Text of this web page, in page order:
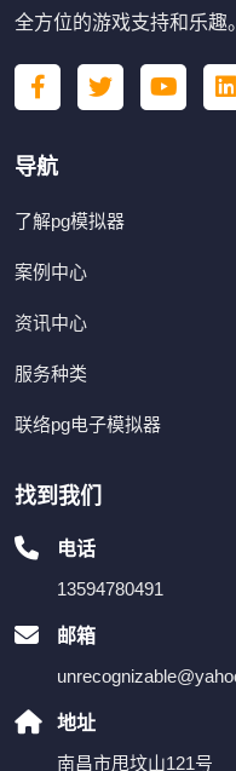
全方位的游戏支持和乐趣。
导航
了解pg模拟器
案例中心
资讯中心
服务种类
联络pg电子模拟器
找到我们
电话
13594780491
邮箱
地址
南昌市甩坟山121号